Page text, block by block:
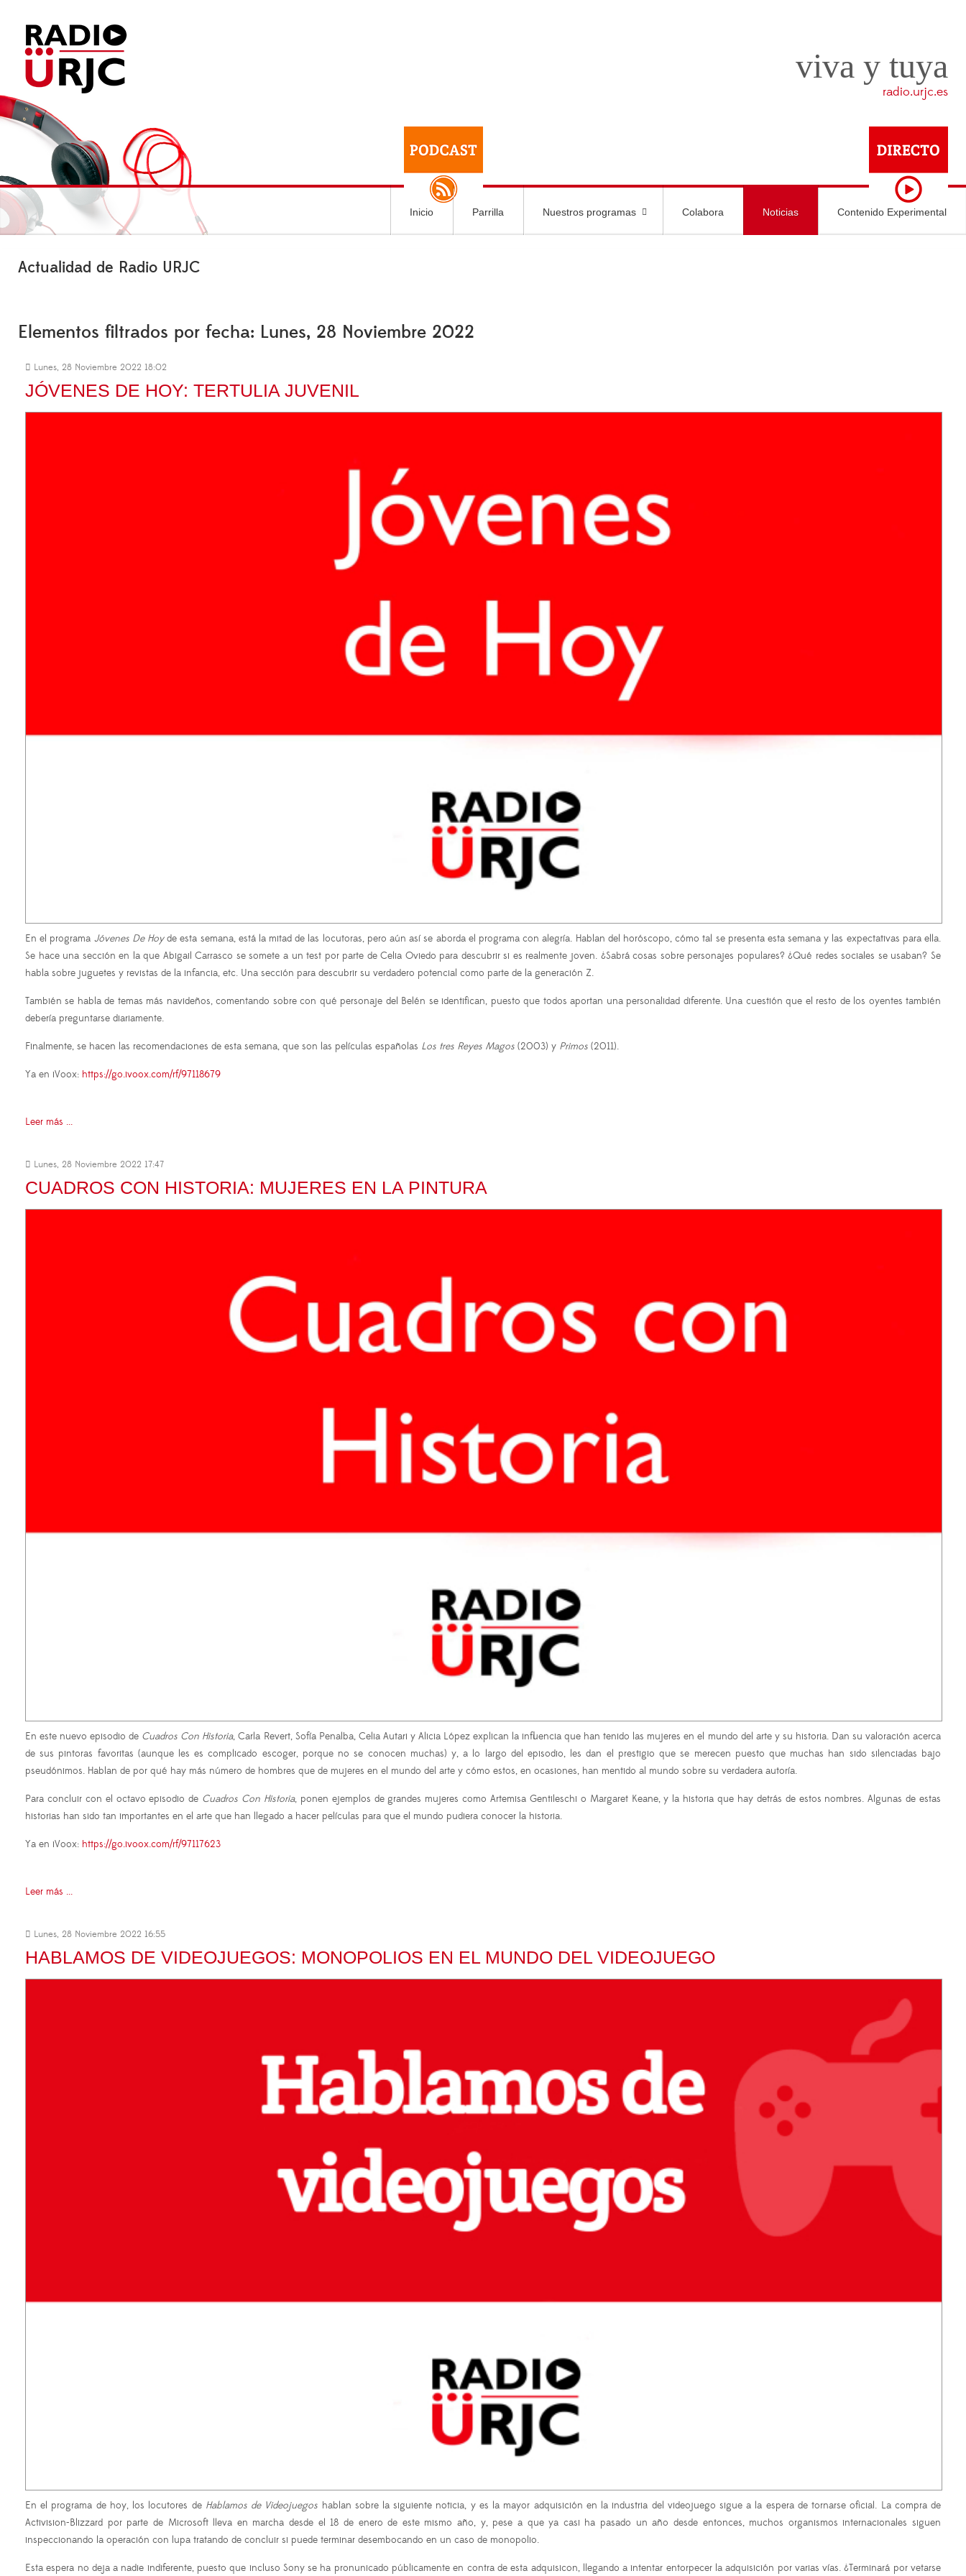
viva y tuya
radio.urjc.es
Inicio Parrilla Nuestros programas Colabora Noticias Contenido Experimental
Actualidad de Radio URJC
Elementos filtrados por fecha: Lunes, 28 Noviembre 2022
Lunes, 28 Noviembre 2022 18:02
JÓVENES DE HOY: TERTULIA JUVENIL
En el programa Jóvenes De Hoyde esta semana, está la mitad de las locutoras, pero aún así se aborda el programa con alegría. Hablan del horóscopo, cómo tal se presenta esta semana y las expectativas para ella.
Se hace una sección en la que Abigail Carrasco se somete a un test por parte de Celia Oviedo para descubrir si es realmente joven. ¿Sabrá cosas sobre personajes populares? ¿Qué redes sociales se usaban? Se
habla sobre juguetes y revistas de la infancia, etc. Una sección para descubrir su verdadero potencial como parte de la generación Z.
También se habla de temas más navideños, comentando sobre con qué personaje del Belén se identifican, puesto que todos aportan una personalidad diferente. Una cuestión que el resto de los oyentes también
debería preguntarse diariamente.
Finalmente, se hacen las recomendaciones de esta semana, que son las películas españolas Los tres Reyes Magos (2003) y Primos (2011).
Ya en iVoox: https://go.ivoox.com/rf/97118679
Leer más ...
Lunes, 28 Noviembre 2022 17:47
CUADROS CON HISTORIA: MUJERES EN LA PINTURA
En este nuevo episodio de Cuadros Con Historia, Carla Revert, Sofía Penalba, Celia Autari y Alicia López explican la influencia que han tenido las mujeres en el mundo del arte y su historia. Dan su valoración acerca
de sus pintoras favoritas (aunque les es complicado escoger, porque no se conocen muchas) y, a lo largo del episodio, les dan el prestigio que se merecen puesto que muchas han sido silenciadas bajo
pseudónimos. Hablan de por qué hay más número de hombres que de mujeres en el mundo del arte y cómo estos, en ocasiones, han mentido al mundo sobre su verdadera autoría.
Para concluir con el octavo episodio de Cuadros Con Historia, ponen ejemplos de grandes mujeres como Artemisa Gentileschi o Margaret Keane, y la historia que hay detrás de estos nombres. Algunas de estas
historias han sido tan importantes en el arte que han llegado a hacer películas para que el mundo pudiera conocer la historia.
Ya en iVoox: https://go.ivoox.com/rf/97117623
Leer más ...
Lunes, 28 Noviembre 2022 16:55
HABLAMOS DE VIDEOJUEGOS: MONOPOLIOS EN EL MUNDO DEL VIDEOJUEGO
En el programa de hoy, los locutores de Hablamos de Videojuegos hablan sobre la siguiente noticia, y es la mayor adquisición en la industria del videojuego sigue a la espera de tornarse oficial. La compra de
Activision-Blizzard por parte de Microsoft lleva en marcha desde el 18 de enero de este mismo año, y, pese a que ya casi ha pasado un año desde entonces, muchos organismos internacionales siguen
inspeccionando la operación con lupa tratando de concluir si puede terminar desembocando en un caso de monopolio.
Esta espera no deja a nadie indiferente, puesto que incluso Sony se ha pronunicado públicamente en contra de esta adquisicon, llegando a intentar entorpecer la adquisición por varias vías. ¿Terminará por vetarse